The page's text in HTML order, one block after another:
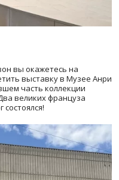
вы окажетесь на
выставку в Музее Анри
часть коллекции
великих француза
состоялся!